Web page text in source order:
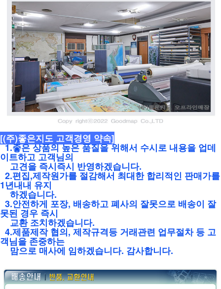
[(주)좋은지도 고객경영 약속]
1.좋은 상품의 높은 품질을 위해서 수시로 내용을 업데
이트하고 고객님의
고견을 즉시즉시 반영하겠습니다.
2.편집,제작원가를 절감해서 최대한 합리적인 판매가를
1년내내 유지
하겠습니다.
3.안전하게 포장, 배송하고 폐사의 잘못으로 배송이 잘
못된 경우 즉시
교환 조치하겠습니다.
4.제품제작 협의, 제작규격등 거래관련 업무절차 등 고
객님을 존중하는
맘으로 매사에 임하겠습니다. 감사합니다.